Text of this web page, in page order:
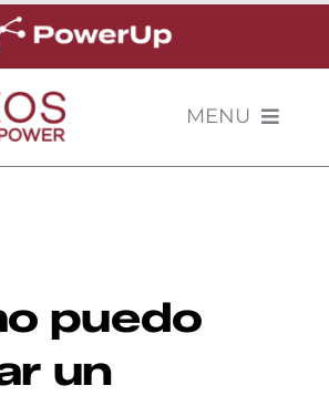
MENU
CASOS DE ÉXITO
puedo
un